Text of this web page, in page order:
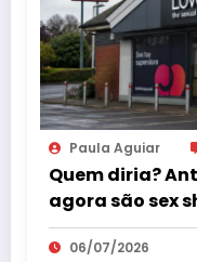
Paula Aguiar
Quem diria?
agora são sex
06/07/2026